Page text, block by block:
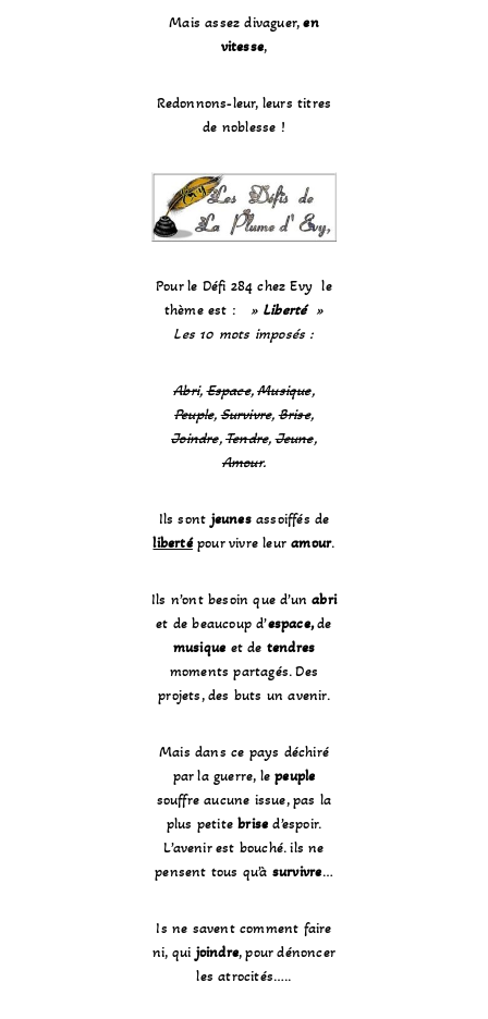
Mais assez divaguer,en
vitesse,
Redonnons-leur, leurs titres
de noblesse !
Pour le Défi 284 chez Evy le
thème est :
» Liberté»
Les 10 mots imposés :
Abri,Espace,Musique,
Peuple,Survivre,Brise,
Joindre,Tendre,Jeune,
Amour.
Ils sont jeunesassoiffés de
libertépour vivre leur amour.
Ils n’ont besoin que d’unabri
et de beaucoup d’espace,de
musique et de tendres
moments partagés. Des
projets, des buts un avenir.
Mais dans ce pays déchiré
par la guerre, lepeuple
souffre aucune issue, pas la
plus petitebrise d’espoir.
L’avenir est bouché. ils ne
pensent tous qu’à survivre…
Is ne savent comment faire
ni, qui joindre, pour dénoncer
les atrocités…..